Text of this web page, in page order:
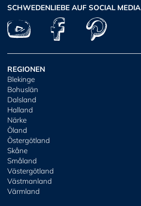
SCHWEDENLIEBE AUF SOCIAL MEDIA
REGIONEN
Blekinge
Bohuslän
Dalsland
Halland
Närke
Öland
Östergötland
Skåne
Småland
Västergötland
Västmanland
Värmland